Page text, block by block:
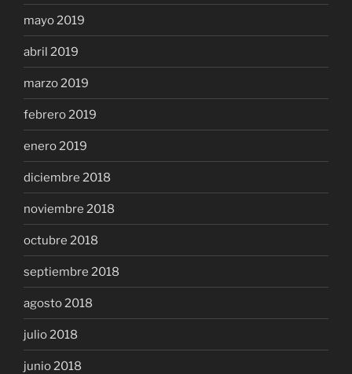
mayo 2019
abril 2019
marzo 2019
febrero 2019
enero 2019
diciembre 2018
noviembre 2018
octubre 2018
septiembre 2018
agosto 2018
julio 2018
junio 2018